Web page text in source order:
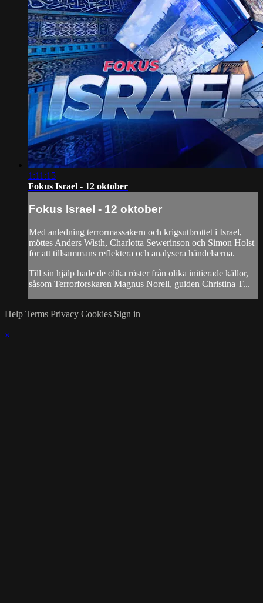
1:11:15
Fokus Israel - 12 oktober
Fokus Israel - 12 oktober
Med anledning terrormassakern och krigsutbrottet i Israel,
möttes Anders Wisth, Charlotta Sewerinson och Simon Holst
för att tillsammans reflektera och analysera händelserna.
Till sin hjälp hade de olika röster från olika initierade källor,
såsom Terrorforskaren Magnus Norell, guiden Christina T...
Help Terms Privacy Cookies Sign in
×